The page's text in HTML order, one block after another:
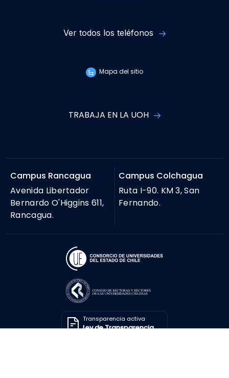
Ver todos los teléfonos
Mapa del sitio
TRABAJA EN LA UOH
Campus Rancagua
Avenida Libertador
Bernardo O'Higgins 611,
Rancagua.
Campus Colchagua
Ruta I-90. KM 3, San
Fernando.
Transparencia activa
Ley de Transparencia